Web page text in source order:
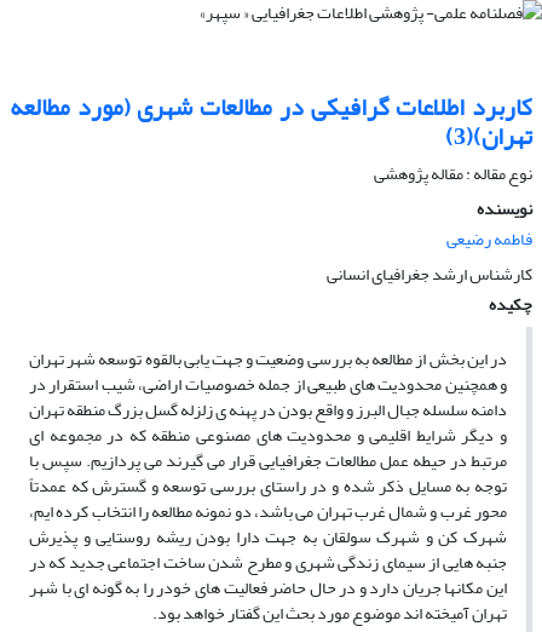
کاربرد اطلاعات گرافیکی در مطالعات شهری (مورد مطالعه
تهران)(3)
نوع مقاله : مقاله پژوهشی
نویسنده
فاطمه رضیعی
کارشناس ارشد جغرافیای انسانی
چکیده
در این بخش از مطالعه به بررسی وضعیت و جهت یابی بالقوه توسعه شهر تهران
و همچنین محدودیت­ های طبیعی از جمله خصوصیات اراضی، شیب استقرار در
دامنه سلسله جبال البرز و واقع بودن در پهنه­ ی زلزله گسل بزرگ منطقه تهران
و دیگر شرایط اقلیمی و محدودیت­ های مصنوعی منطقه که در مجموعه ­ای
مرتبط در حیطه عمل مطالعات جغرافیایی قرار می­ گیرند می­ پردازیم. سپس با
توجه به مسایل ذکر شده و در راستای بررسی توسعه و گسترش که عمدتاً
محور غرب و شمال غرب تهران می­ باشد، دو نمونه مطالعه را انتخاب کرده­ ایم،
شهرک کن و شهرک سولقان به جهت دارا بودن ریشه روستایی و پذیرش
جنبه­ هایی از سیمای زندگی شهری و مطرح شدن ساخت اجتماعی جدید که در
این مکان­ها جریان دارد و در حال حاضر فعالیت­ های خودر را به گونه ­ای با شهر
تهران آمیخته­ اند موضوع مورد بحث این گفتار خواهد بود.